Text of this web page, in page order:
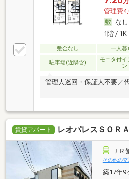
管理費
なし
1階 / 1K
敷金なし 一人暮
駐車場(近隣含)
モニタ付イ
ン
管理人巡回・保証人不要／
賃貸アパート レオパレスＳＯＲＡ
ＪＲ
その他の交
築17年9